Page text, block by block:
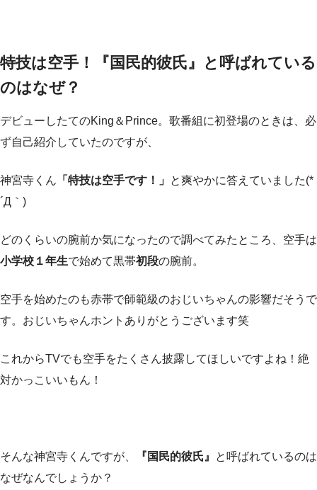
特技は空手！『国民的彼氏』と呼ばれている
のはなぜ？
デビューしたてのKing＆Prince。歌番組に初登場のときは、必
ず自己紹介していたのですが、
神宮寺くん 「特技は空手です！」 と爽やかに答えていました(*
´Д｀)
どのくらいの腕前か気になったので調べてみたところ、空手は
小学校１年生で始めて黒帯初段の腕前。
空手を始めたのも赤帯で師範級のおじいちゃんの影響だそうで
す。おじいちゃんホントありがとうございます笑
これからTVでも空手をたくさん披露してほしいですよね！絶
対かっこいいもん！
そんな神宮寺くんですが、 『国民的彼氏』
と呼ばれているのは
なぜなんでしょうか？